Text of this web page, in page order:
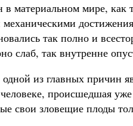
материальном мире,
так полно и
слаб, так внутренне
из главных причин
происшедшая
свои зловещие плоды